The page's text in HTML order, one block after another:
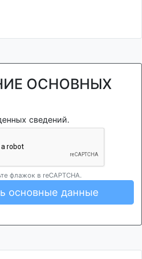
ОСНОВНЫХ
сведений.
флажок в reCAPTCHA.
основные данные